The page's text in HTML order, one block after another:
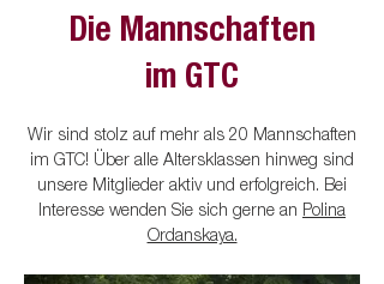
Die Mannschaften
im GTC
Wir sind stolz auf mehr als 20 Mannschaften
im GTC! Über alle Altersklassen hinweg sind
unsere Mitglieder aktiv und erfolgreich. Bei
Interesse wenden Sie sich gerne an Polina
Ordanskaya.